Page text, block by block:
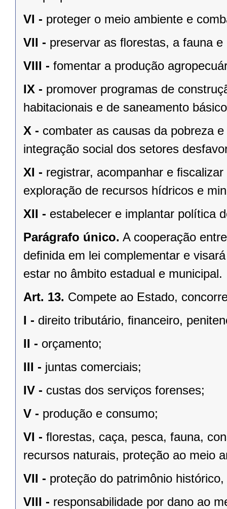
VI - proteger o meio ambiente e
VII - preservar as ﬂorestas, a fauna e
VIII - fomentar a produção
IX - promover programas de
habitacionais e de saneamento
X - combater as causas da pobreza
integração social dos setores
XI - registrar, acompanhar e
exploração de recursos hídricos e
XII - estabelecer e implantar política
Parágrafo único. A cooperação
deﬁnida em lei complementar e
estar no âmbito estadual e municipal.
Art. 13. Compete ao Estado,
I - direito tributário, ﬁnanceiro,
II - orçamento;
III - juntas comerciais;
IV - custas dos serviços forenses;
V - produção e consumo;
VI - ﬂorestas, caça, pesca, fauna,
recursos naturais, proteção ao meio
VII - proteção do patrimônio
VIII - responsabilidade por dano ao